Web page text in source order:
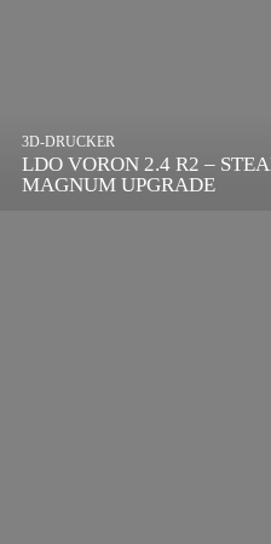
LDO VORON 2.4 R2 –
MAGNUM UPGRADE
3D-DRUCKER